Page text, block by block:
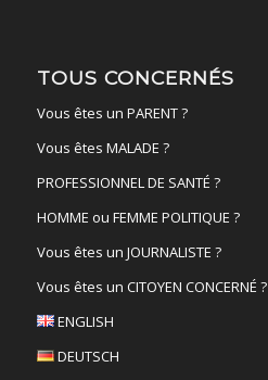
TOUS CONCERNÉS
Vous êtes un PARENT ?
Vous êtes MALADE ?
PROFESSIONNEL DE SANTÉ ?
HOMME ou FEMME POLITIQUE ?
Vous êtes un JOURNALISTE ?
Vous êtes un CITOYEN CONCERNÉ ?
ENGLISH
DEUTSCH